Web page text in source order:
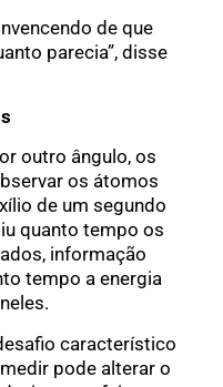
de que
parecia”, disse
outro ângulo, os
os átomos
de um segundo
quanto tempo os
informação
tempo a energia
característico
pode alterar o